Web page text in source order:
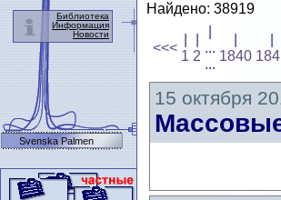
Найдено: 38919
<<<
1 2
...
...
1840
15 октября
Библиотека
Информация
Новости
Svenska Palmen